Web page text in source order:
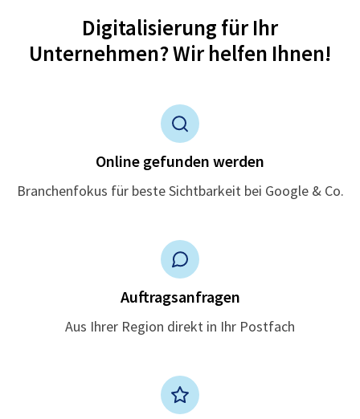
Digitalisierung für Ihr
Unternehmen? Wir helfen Ihnen!
Online gefunden werden
Branchenfokus für beste Sichtbarkeit bei Google & Co.
Auftragsanfragen
Aus Ihrer Region direkt in Ihr Postfach